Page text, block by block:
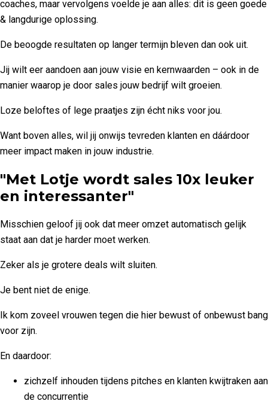
coaches, maar vervolgens voelde je aan alles: dit is geen goede
& langdurige oplossing.
De beoogde resultaten op langer termijn bleven dan ook uit.
Jij wilt eer aandoen aan jouw visie en kernwaarden – ook in de
manier waarop je door sales jouw bedrijf wilt groeien.
Loze beloftes of lege praatjes zijn écht niks voor jou.
Want boven alles, wil jij onwijs tevreden klanten en dáárdoor
meer impact maken in jouw industrie.
"Met Lotje wordt sales 10x leuker
en interessanter"
Misschien geloof jij ook dat meer omzet automatisch gelijk
staat aan dat je harder moet werken.
Zeker als je grotere deals wilt sluiten.
Je bent niet de enige.
Ik kom zoveel vrouwen tegen die hier bewust of onbewust bang
voor zijn.
En daardoor:
zichzelf inhouden tijdens pitches en klanten kwijtraken aan
de concurrentie